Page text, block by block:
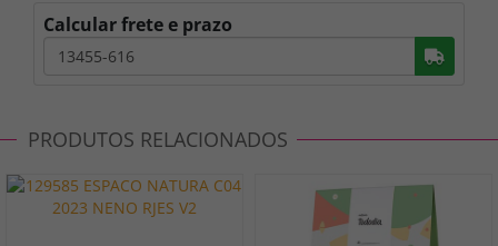
Calcular frete e prazo
PRODUTOS RELACIONADOS